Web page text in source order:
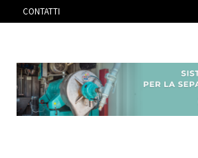
CONTATTI